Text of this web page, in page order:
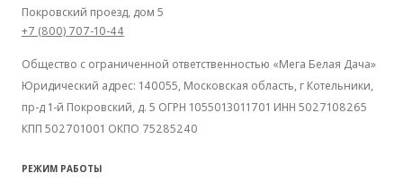
Покровский проезд, дом 5
+7 (800) 707-10-44
Общество с ограниченной ответственностью «Мега Белая Дача»
Юридический адрес: 140055, Московская область, г Котельники,
пр-д 1-й Покровский, д. 5 ОГРН 1055013011701 ИНН 5027108265
КПП 502701001 ОКПО 75285240
РЕЖИМ РАБОТЫ